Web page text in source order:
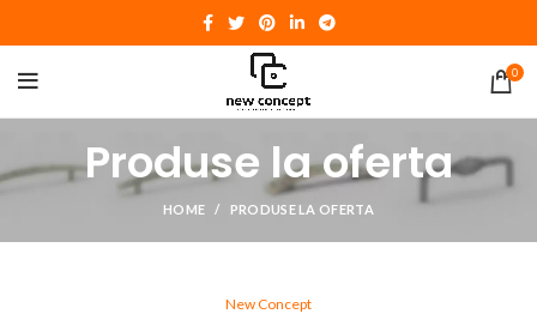
0
Produse la oferta
HOME PRODUSE LA OFERTA
New Concept